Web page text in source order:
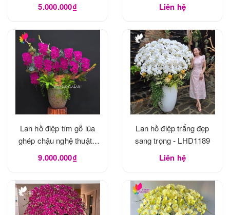
5.000.000₫ Liên hệ
Lan hồ điệp tím gỗ lũa
ghép chậu nghệ thuật -
LHD1190
9.000.000₫
Lan hồ điệp trắng đẹp
sang trọng - LHD1189
Liên hệ